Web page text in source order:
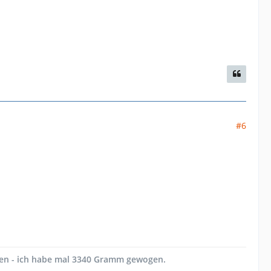
#6
- ich habe mal 3340 Gramm gewogen.